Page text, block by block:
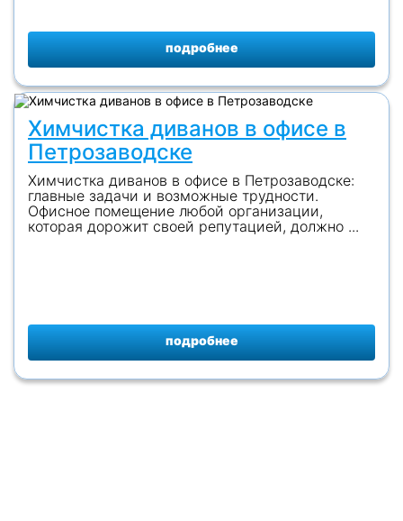
подробнее
Химчистка диванов в офисе в
Петрозаводске
Химчистка диванов в офисе в Петрозаводске:
главные задачи и возможные трудности.
Офисное помещение любой организации,
которая дорожит своей репутацией, должно ...
подробнее